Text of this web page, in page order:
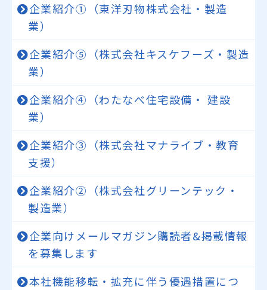
企業紹介①（東洋刃物株式会社・製造
業）
企業紹介⑤（株式会社キスケフーズ・製造
業）
企業紹介④（わたなべ住宅設備・ 建設
業）
企業紹介③（株式会社マナライブ・教育
支援）
企業紹介②（株式会社グリーンテック・
製造業）
企業向けメールマガジン購読者&掲載情報
を募集します
本社機能移転・拡充に伴う優遇措置につ